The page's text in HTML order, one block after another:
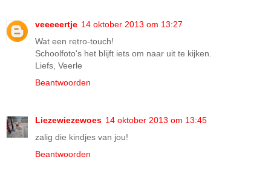
veeeeertje 14 oktober 2013 om 13:27
Wat een retro-touch!
Schoolfoto's het blijft iets om naar uit te kijken.
Liefs, Veerle
Beantwoorden
Liezewiezewoes 14 oktober 2013 om 13:45
zalig die kindjes van jou!
Beantwoorden